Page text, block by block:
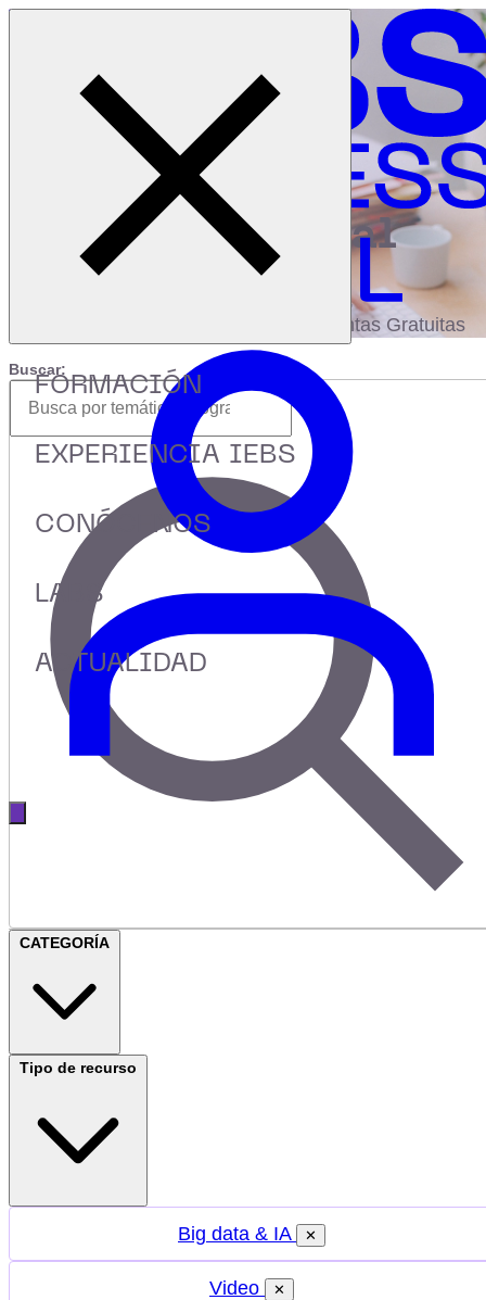
FORMACIÓN
EXPERIENCIA IEBS
CONÓCENOS
LABS
ACTUALIDAD
Inicio
Recursos
Big data & IA
bibliotecadigital
Accede a más de 150 Recursos, Guías,
eBooks,Plantillas, Estudios y Herramientas Gratuitas
Buscar:
CATEGORÍA
Tipo de recurso
Big data & IA ✕
Video ✕